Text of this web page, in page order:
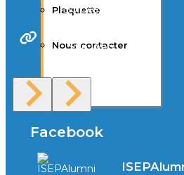
Plaquette
Nous contacter
F.A.Q
Bordeaux
Site Web
Facebook